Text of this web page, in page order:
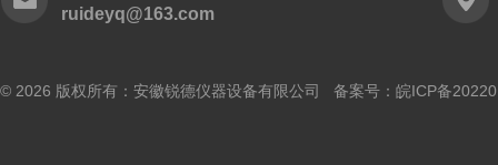
ruideyq@163.com
© 2026 版权所有：安徽锐德仪器设备有限公司 备案号： 皖ICP备